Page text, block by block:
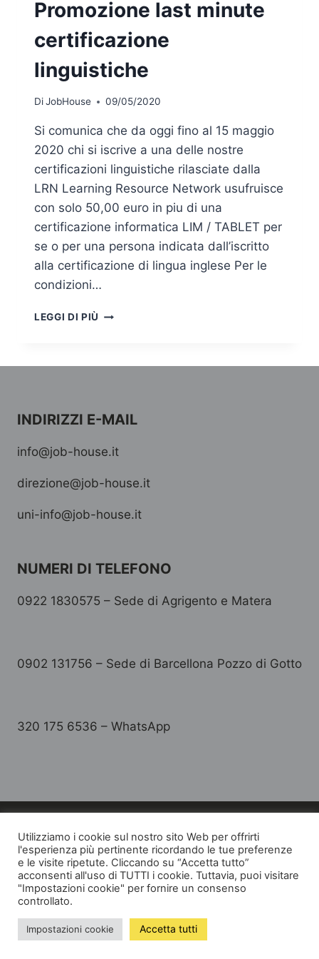
Promozione last minute
certificazione
linguistiche
DiJobHouse 09/05/2020
Si comunica che da oggi fino al 15 maggio
2020 chi si iscrive a una delle nostre
certificazioni linguistiche rilasciate dalla
LRN Learning Resource Network usufruisce
con solo 50,00 euro in piu di una
certificazione informatica LIM / TABLET per
se o per una persona indicata dall’iscritto
alla certificazione di lingua inglese Per le
condizioni…
LEGGI DI PIÙ PROMOZIONE
INDIRIZZI E-MAIL
info@job-house.it
direzione@job-house.it
uni-info@job-house.it
NUMERI DI TELEFONO
0922 1830575 – Sede di Agrigento e Matera
0902 131756 – Sede di Barcellona Pozzo di Gotto
320 175 6536 – WhatsApp
© 2026 Job House
P.Iva 02941400844
Utilizziamo i cookie sul nostro sito Web per offrirti
l'esperienza più pertinente ricordando le tue preferenze
e le visite ripetute. Cliccando su “Accetta tutto”
acconsenti all'uso di TUTTI i cookie. Tuttavia, puoi visitare
"Impostazioni cookie" per fornire un consenso
controllato.
Impostazioni cookie Accetta tutti